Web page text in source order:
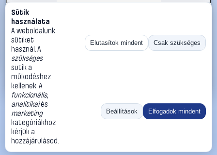
#2696560
KS Tools 9637661 963.7661 Ütős csavarkulcs
Kulcsszélesség (metrikus) 110 mm
KS Tools Egyoldalas villáskulcsok
447 990 Ft
Kosárba
«
Ugrás:
Méret:
Rendezés:
©2026
ThermoScope
ÁSZF
Cégbemutató
Sütik
használata
A weboldalunk
sütiket
használ. A
szükséges
sütik a
működéshez
kellenek. A
funkcionális,
analitikaiés
marketing
kategóriákhoz
kérjük a
hozzájárulásod.
Elutasítok mindent Csak szükséges
Beállítások Elfogadok mindent